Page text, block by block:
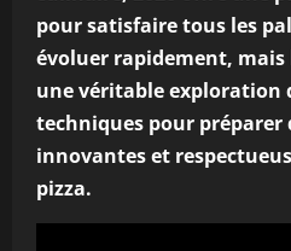
pour satisfaire tous les
évoluer rapidement, mais
une véritable exploration
techniques pour préparer
innovantes et
pizza.